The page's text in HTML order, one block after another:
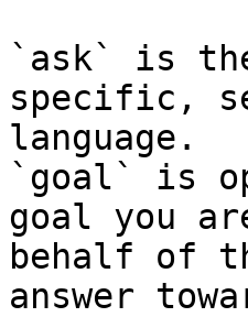
`ask` is
specific,
language.
`goal` is
goal you
behalf of
answer